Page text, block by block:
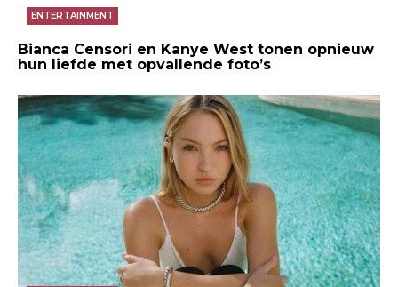
ENTERTAINMENT
Bianca Censori en Kanye West tonen opnieuw
hun liefde met opvallende foto’s